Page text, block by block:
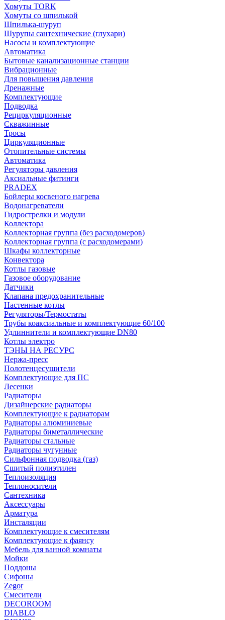
Хомуты TORK
Хомуты со шпилькой
Шпилька-шуруп
Шурупы сантехнические (глухари)
Насосы и комплектующие
Автоматика
Бытовые канализационные станции
Вибрационные
Для повышения давления
Дренажные
Комплектующие
Подводка
Рециркуляционные
Скважинные
Тросы
Циркуляционные
Отопительные системы
Автоматика
Регуляторы давления
Аксиальные фитинги
PRADEX
Бойлеры косвеного нагрева
Водонагреватели
Гидрострелки и модули
Коллектора
Коллекторная группа (без расходомеров)
Коллекторная группа (с расходомерами)
Шкафы коллекторные
Конвектора
Котлы газовые
Газовое оборудование
Датчики
Клапана предохранительные
Настенные котлы
Регуляторы/Термостаты
Трубы коаксиальные и комплектующие 60/100
Удлиннители и комплектующие DN80
Котлы электро
ТЭНЫ НА РЕСУРС
Нержа-пресс
Полотенцесушители
Комплектующие для ПС
Лесенки
Радиаторы
Дизайнерские радиаторы
Комплектующие к радиаторам
Радиаторы алюминиевые
Радиаторы биметаллические
Радиаторы стальные
Радиаторы чугунные
Сильфонная подводка (газ)
Сшитый полиэтилен
Теплоизоляция
Теплоносители
Сантехника
Аксессуары
Арматура
Инсталяции
Комплектующие к смесителям
Комплектующие к фаянсу
Мебель для ванной комнаты
Мойки
Поддоны
Сифоны
Zegor
Смесители
DECOROOM
DIABLO